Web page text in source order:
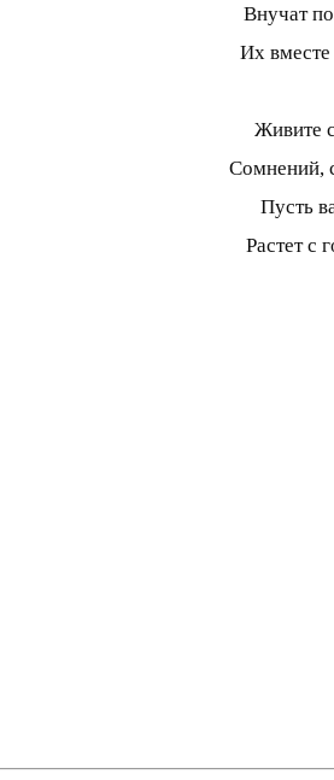
Внучат
Их вместе
Живите
Сомнений,
Пусть
Растет с